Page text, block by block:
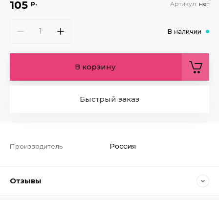
Производитель Россия
105 р. Артикул: нет
В наличии
В корзину
Быстрый заказ
Отзывы